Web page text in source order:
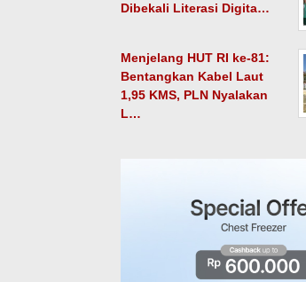
Dibekali Literasi Digita…
Menjelang HUT RI ke-81:
Bentangkan Kabel Laut
1,95 KMS, PLN Nyalakan
L…